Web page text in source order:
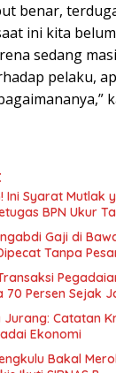
benar,
ini kita
sedang
pelaku,
Ini Syarat Mutlak
BPN Ukur
Gaji di
Tanpa
70 Persen Sejak
Jurang: Catatan
Ekonomi
Bakal